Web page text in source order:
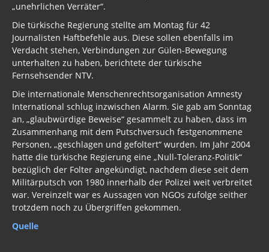
„unehrlichen Verräter“.
Die türkische Regierung stellte am Montag für 42
Journalisten Haftbefehle aus. Diese sollen ebenfalls im
Verdacht stehen, Verbindungen zur Gülen-Bewegung
unterhalten zu haben, berichtete der türkische
Fernsehsender NTV.
Die internationale Menschenrechtsorganisation Amnesty
International schlug inzwischen Alarm. Sie gab am Sonntag
an, „glaubwürdige Beweise“ gesammelt zu haben, dass im
Zusammenhang mit dem Putschversuch festgenommene
Personen, „geschlagen und gefoltert“ wurden. Im Jahr 2004
hatte die türkische Regierung eine „Null-Toleranz-Politik“
bezüglich der Folter angekündigt, nachdem diese seit dem
Militärputsch von 1980 innerhalb der Polizei weit verbreitet
war. Vereinzelt war es Aussagen von NGOs zufolge seither
trotzdem noch zu Übergriffen gekommen.
Quelle